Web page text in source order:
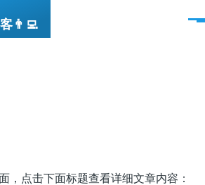
👨‍💻
菜
，点击下面标题查看详细文章内容：